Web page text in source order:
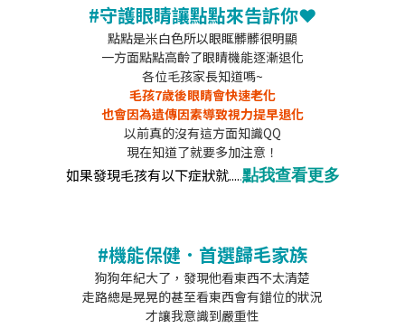
#守護眼睛讓點點來告訴你❤️
點點是米白色所以眼眶髒髒很明顯
一方面點點高齡了眼睛機能逐漸退化
各位毛孩家長知道嗎~
毛孩7歲後眼睛會快速老化
也會因為遺傳因素導致視力提早退化
以前真的沒有這方面知識QQ
現在知道了就要多加注意！
如果發現毛孩有以下症狀就.....點我查看更多
#機能保健．首選歸毛家族
狗狗年紀大了，發現他看東西不太清楚
走路總是晃晃的甚至看東西會有錯位的狀況
才讓我意識到嚴重性